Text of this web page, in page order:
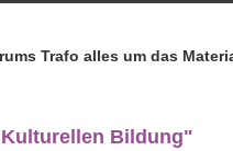
Trafo alles um das
Bildung"